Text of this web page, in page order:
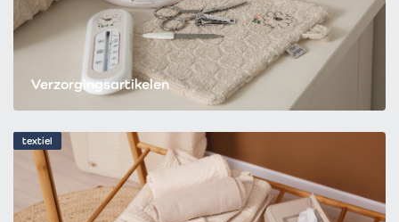
Verzorgingsartikelen
textiel